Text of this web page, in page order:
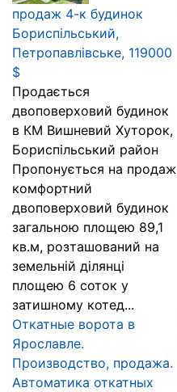
продаж 4-к будинок
Бориспільський,
Петропавлівське, 119000
$
Продається
двоповерховий будинок
в КМ Вишневий Хуторок,
Бориспільський район
Пропонується на продаж
комфортний
двоповерховий будинок
загальною площею 89,1
кв.м, розташований на
земельній ділянці
площею 6 соток у
затишному котед...
Откатные ворота в
Ярославле.
Производство, продажа.
Автоматика откатных